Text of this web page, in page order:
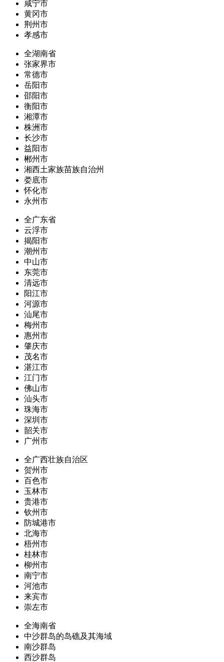
咸宁市
黄冈市
荆州市
孝感市
全湖南省
张家界市
常德市
岳阳市
邵阳市
衡阳市
湘潭市
株洲市
长沙市
益阳市
郴州市
湘西土家族苗族自治州
娄底市
怀化市
永州市
全广东省
云浮市
揭阳市
潮州市
中山市
东莞市
清远市
阳江市
河源市
汕尾市
梅州市
惠州市
肇庆市
茂名市
湛江市
江门市
佛山市
汕头市
珠海市
深圳市
韶关市
广州市
全广西壮族自治区
贺州市
百色市
玉林市
贵港市
钦州市
防城港市
北海市
梧州市
桂林市
柳州市
南宁市
河池市
来宾市
崇左市
全海南省
中沙群岛的岛礁及其海域
南沙群岛
西沙群岛